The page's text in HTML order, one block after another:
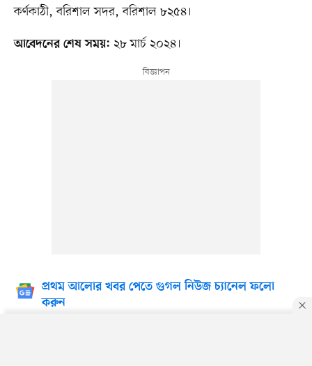
কর্ণকাঠী, বরিশাল সদর, বরিশাল ৮২৫৪।
আবেদনের শেষ সময়: ২৮ মার্চ ২০২৪।
প্রথম আলোর খবর পেতে গুগল নিউজ চ্যানেল ফলো
করুন